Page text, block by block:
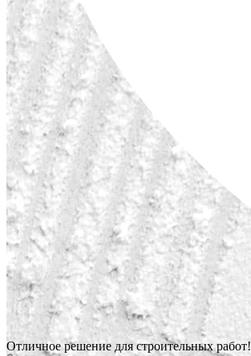
Отличное решение для строительных работ!